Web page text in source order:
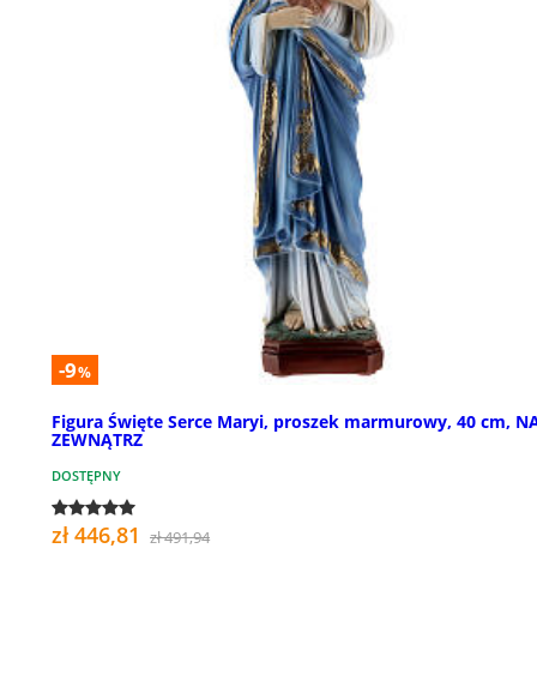
-9%
Figura Święte Serce Maryi, proszek marmurowy, 40 cm,
ZEWNĄTRZ
DOSTĘPNY
zł 446,81 zł 491,94